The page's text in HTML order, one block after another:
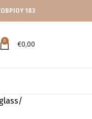
183
0 €0,00